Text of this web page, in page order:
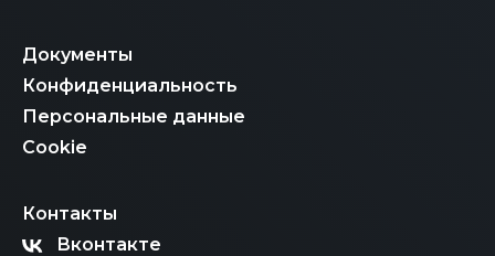
Документы
Конфиденциальность
Персональные данные
Cookie
Контакты
Вконтакте